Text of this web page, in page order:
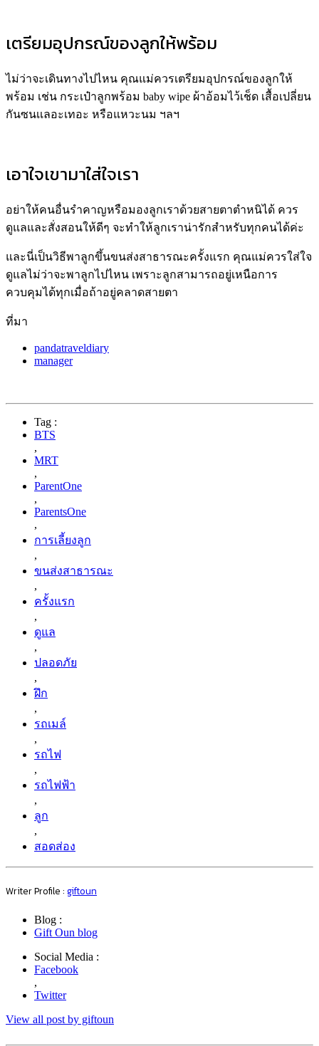
เตรียมอุปกรณ์ของลูกให้พร้อม
ไม่ว่าจะเดินทางไปไหน คุณแม่ควรเตรียมอุปกรณ์ของลูกให้
พร้อม เช่น กระเป๋าลูกพร้อม baby wipe ผ้าอ้อมไว้เช็ด เสื้อเปลี่ยน
กันซนเเลอะเทอะ หรือแหวะนม ฯลฯ
เอาใจเขามาใส่ใจเรา
อย่าให้คนอื่นรำคาญหรือมองลูกเราด้วยสายตาตำหนิได้ ควร
ดูแลและสั่งสอนให้ดีๆ จะทำให้ลูกเราน่ารักสำหรับทุกคนได้ค่ะ
และนี่เป็นวิธีพาลูกขึ้นขนส่งสาธารณะครั้งแรก คุณแม่ควรใส่ใจ
ดูแลไม่ว่าจะพาลูกไปไหน เพราะลูกสามารถอยู่เหนือการ
ควบคุมได้ทุกเมื่อถ้าอยู่คลาดสายตา
ที่มา
pandatraveldiary
manager
Tag :
BTS
,
MRT
,
ParentOne
,
ParentsOne
,
การเลี้ยงลูก
,
ขนส่งสาธารณะ
,
ครั้งแรก
,
ดูแล
,
ปลอดภัย
,
ฝึก
,
รถเมล์
,
รถไฟ
,
รถไฟฟ้า
,
ลูก
,
สอดส่อง
Writer Profile : giftoun
Blog :
Gift Oun blog
Social Media :
Facebook
,
Twitter
View all post by giftoun